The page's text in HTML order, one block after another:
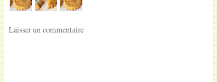
Laisser un commentaire